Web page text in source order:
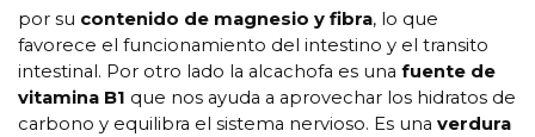
por su contenido de magnesio y fibra, lo que
favorece el funcionamiento del intestino y el transito
intestinal. Por otro lado la alcachofa es una fuente de
vitamina B1 que nos ayuda a aprovechar los hidratos de
carbono y equilibra el sistema nervioso. Es una verdura